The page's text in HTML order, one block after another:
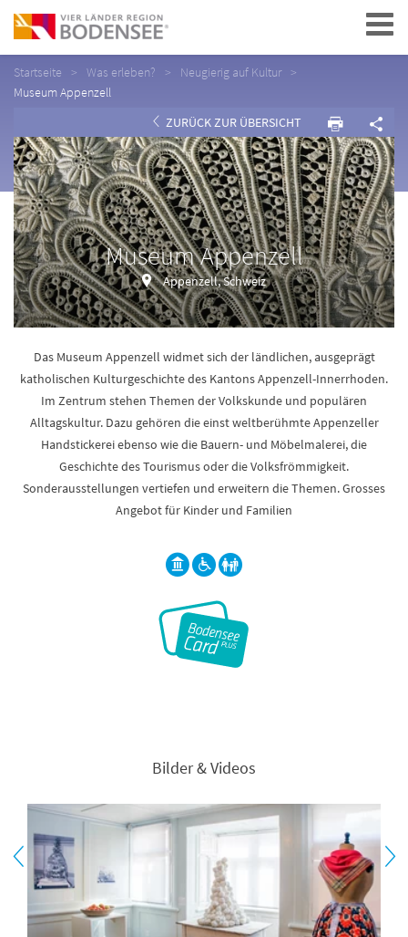
Navigation
Startseite Was erleben?
Neugierig auf Kultur
Museum Appenzell
ZURÜCK ZUR ÜBERSICHT
Museum Appenzell
Appenzell, Schweiz
Das Museum Appenzell widmet sich der ländlichen, ausgeprägt
katholischen Kulturgeschichte des Kantons Appenzell-Innerrhoden.
Im Zentrum stehen Themen der Volkskunde und populären
Alltagskultur. Dazu gehören die einst weltberühmte Appenzeller
Handstickerei ebenso wie die Bauern- und Möbelmalerei, die
Geschichte des Tourismus oder die Volksfrömmigkeit.
Sonderausstellungen vertiefen und erweitern die Themen. Grosses
Angebot für Kinder und Familien
Bilder & Videos